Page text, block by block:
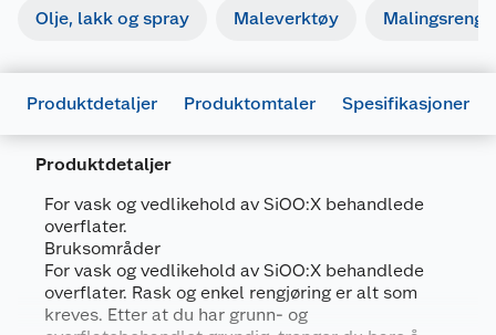
Olje, lakk og spray Maleverktøy
Produktdetaljer Produktomtaler Spesifikasjoner
Produktdetaljer
For vask og vedlikehold av SiOO:X behandlede
overflater.
Bruksområder
For vask og vedlikehold av SiOO:X behandlede
overflater. Rask og enkel rengjøring er alt som
kreves. Etter at du har grunn- og
Artikkelnummer
Leverandørens artikkelnummer
1411-NO
Størrelse